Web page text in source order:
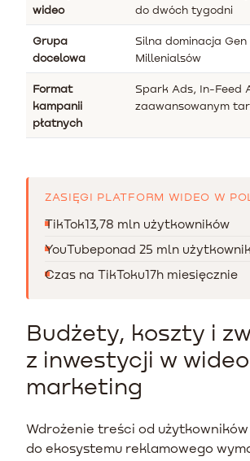
wideo
do dwóch tygodni
Grupa
docelowa
Silna dominacja Gen
Millenialsów
Format
kampanii
płatnych
Spark Ads, In-Feed
zaawansowanym
ZASIĘGI PLATFORM WIDEO W
TikTok13,78 mln użytkowników
YouTubeponad 25 mln
Czas na TikToku17h miesięcznie
Budżety, koszty i
z inwestycji w wideo
marketing
Wdrożenie treści od użytkowników
do ekosystemu reklamowego